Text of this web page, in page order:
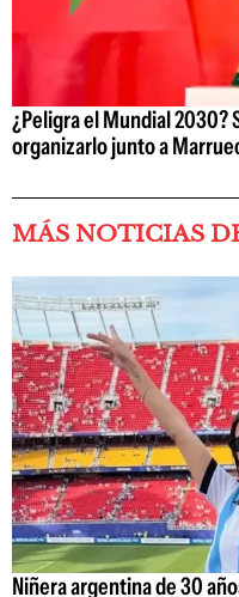
¿Peligra el Mundial 2030?
organizarlo junto a
MÁS NOTICIAS
Niñera argentina de 30